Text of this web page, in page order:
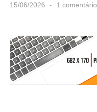
15/06/2026 1 comentário